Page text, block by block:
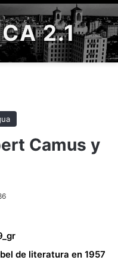
2.1
Camus y
de literatura en 1957